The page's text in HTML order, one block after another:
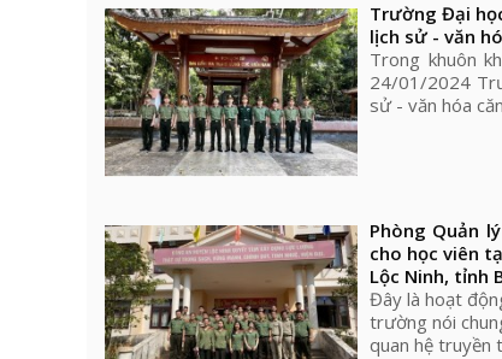
Trường Đại
lịch sử - văn
Trong khuôn
24/01/2024
sử - văn hóa
Phòng Quản
cho học viên
Lộc Ninh, tỉnh
Đây là hoạt
trường nói
quan hệ truyền